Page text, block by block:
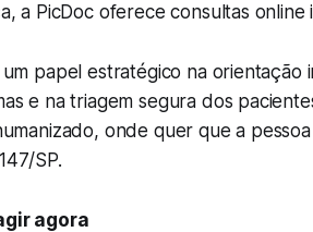
a PicDoc oferece consultas online
papel estratégico na orientação
e na triagem segura dos
onde quer que a
SP.
agora